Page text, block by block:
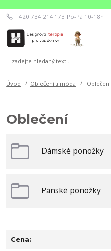
+420 734 214 173 Po-Pá 10-18h
Úvod Oblečení a móda Oblečení
Oblečení
Dámské ponožky
Pánské ponožky
Cena: